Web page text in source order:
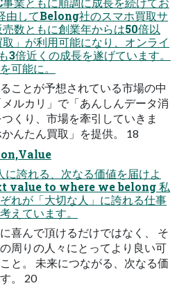
由してBelong社のスマホ買取サ
数ともに創業年からは50倍以
取」が利用可能になり、オンライ
3倍近くの成長を遂げています。
可能に。
ことが予想されている市場の中
ルカリ」で「あんしんデータ消
くり、市場を牽引していきま
んたん買取」を提供。 18
誇れる、次なる価値を届けよ
value to where we belong 私
れが「大切な人」に誇れる仕事
えています。
喜んで頂けるだけではなく、 そ
周りの人々にとってより良い可
と。 未来につながる、次なる価
。 20